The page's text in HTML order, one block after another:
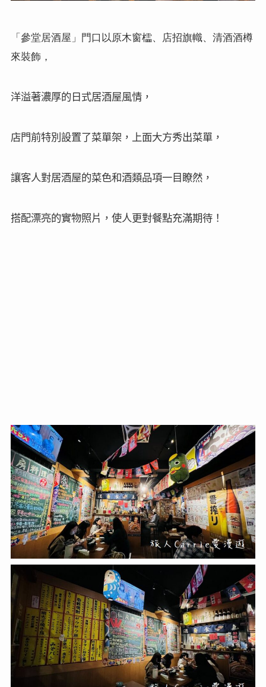
「參堂居酒屋」門口以原木窗櫺、店招旗幟、清酒酒樽
來裝飾，
洋溢著濃厚的日式居酒屋風情，
店門前特別設置了菜單架，上面大方秀出菜單，
讓客人對居酒屋的菜色和酒類品項一目瞭然，
搭配漂亮的實物照片，使人更對餐點充滿期待！